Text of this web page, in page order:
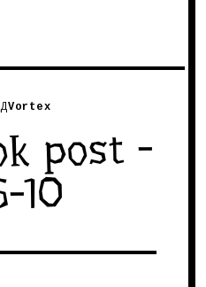
Vortex
post -
10